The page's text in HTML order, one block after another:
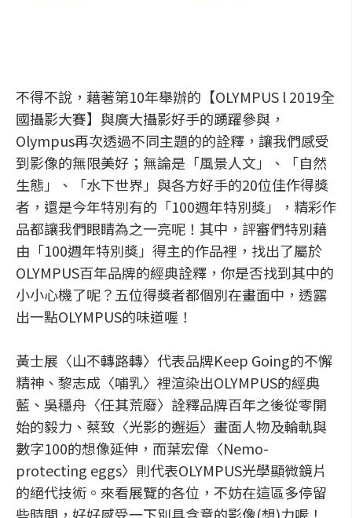
不得不說，藉著第10年舉辦的【OLYMPUS l 2019全
國攝影大賽】與廣大攝影好手的踴躍參與，
Olympus再次透過不同主題的的詮釋，讓我們感受
到影像的無限美好；無論是「風景人文」、「自然
生態」、「水下世界」與各方好手的20位佳作得獎
者，還是今年特別有的「100週年特別獎」，精彩作
品都讓我們眼睛為之一亮呢！其中，評審們特別藉
由「100週年特別獎」得主的作品裡，找出了屬於
OLYMPUS百年品牌的經典詮釋，你是否找到其中的
小小心機了呢？五位得獎者都個別在畫面中，透露
出一點OLYMPUS的味道喔！
黃士展〈山不轉路轉〉代表品牌Keep Going的不懈
精神、黎志成〈哺乳〉裡渲染出OLYMPUS的經典
藍、吳穩舟〈任其荒廢〉詮釋品牌百年之後從零開
始的毅力、蔡致〈光影的邂逅〉畫面人物及輪軌與
數字100的想像延伸，而葉宏偉〈Nemo-
protecting eggs〉則代表OLYMPUS光學顯微鏡片
的絕代技術。來看展覽的各位，不妨在這區多停留